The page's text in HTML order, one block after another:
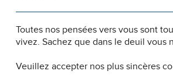
Toutes nos pensées vers vous sont
vivez. Sachez que dans le deuil vous
Veuillez accepter nos plus sincères